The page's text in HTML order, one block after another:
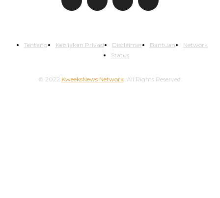
© 2022 KweeksNews Network. All Rights Reserved.
Tentang Kebijakan Privasi Disclaimer Bantuan
Network
Status